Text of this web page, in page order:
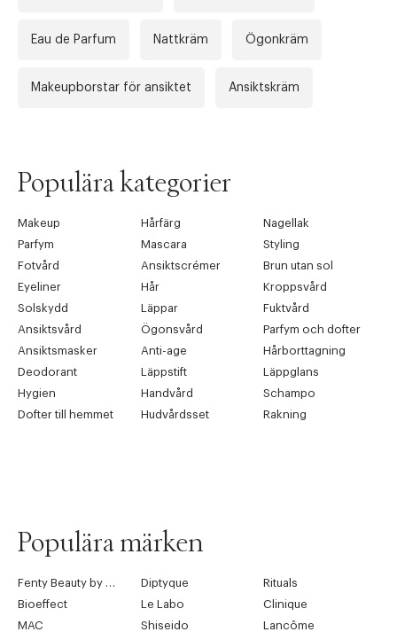
Eau de Parfum Nattkräm Ögonkräm
Makeupborstar för ansiktet Ansiktskräm
Populära kategorier
Makeup Hårfärg
Nagellak
Parfym
Mascara
Styling
Fotvård
Ansiktscrémer
Brun utan sol
Eyeliner
Hår
Kroppsvård
Solskydd
Läppar
Fuktvård
Ansiktsvård
Ögonsvård
Parfym och dofter
Ansiktsmasker
Anti-age
Hårborttagning
Deodorant
Läppstift
Läppglans
Hygien
Handvård
Schampo
Dofter till hemmet
Hudvårdsset Rakning
Populära märken
Diptyque
Rituals
Bioeffect
Le Labo
Clinique
MAC
Shiseido
Lancôme